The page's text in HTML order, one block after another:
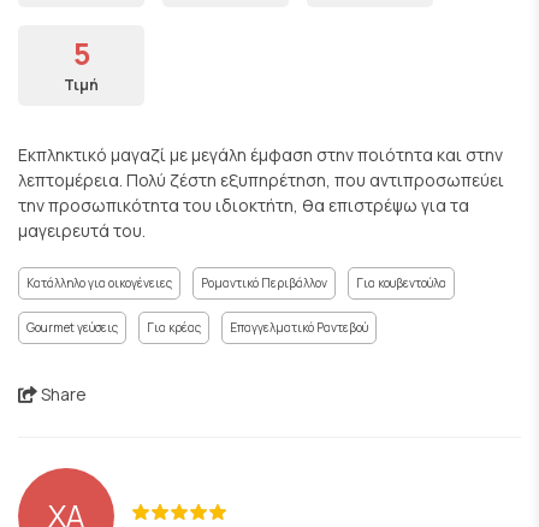
5
Τιμή
Εκπληκτικό μαγαζί με μεγάλη έμφαση στην ποιότητα και στην
λεπτομέρεια. Πολύ ζέστη εξυπηρέτηση, που αντιπροσωπεύει
την προσωπικότητα του ιδιοκτήτη, θα επιστρέψω για τα
μαγειρευτά του.
Κατάλληλο για οικογένειες Ρομαντικό Περιβάλλον Για κουβεντούλα
Gourmet γεύσεις Για κρέας Επαγγελματικό Ραντεβού
Share
XA